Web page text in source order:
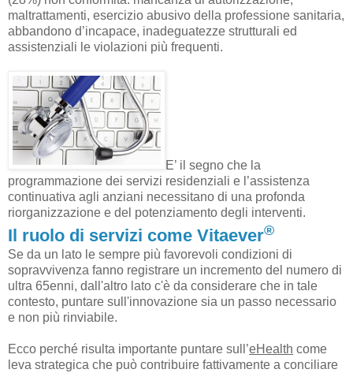
maltrattamenti, esercizio abusivo della professione sanitaria,
abbandono d’incapace, inadeguatezze strutturali ed
assistenziali le violazioni più frequenti.
E’ il segno che la
programmazione dei servizi residenziali e l’assistenza
continuativa agli anziani necessitano di una profonda
riorganizzazione e del potenziamento degli interventi.
Il ruolo di servizi come Vitaever®
Se da un lato le sempre più favorevoli condizioni di
sopravvivenza fanno registrare un incremento del numero di
ultra 65enni, dall'altro lato c'è da considerare che in tale
contesto, puntare sull'innovazione sia un passo necessario
e non più rinviabile.
Ecco perché risulta importante puntare sull’eHealth come
leva strategica che può contribuire fattivamente a conciliare